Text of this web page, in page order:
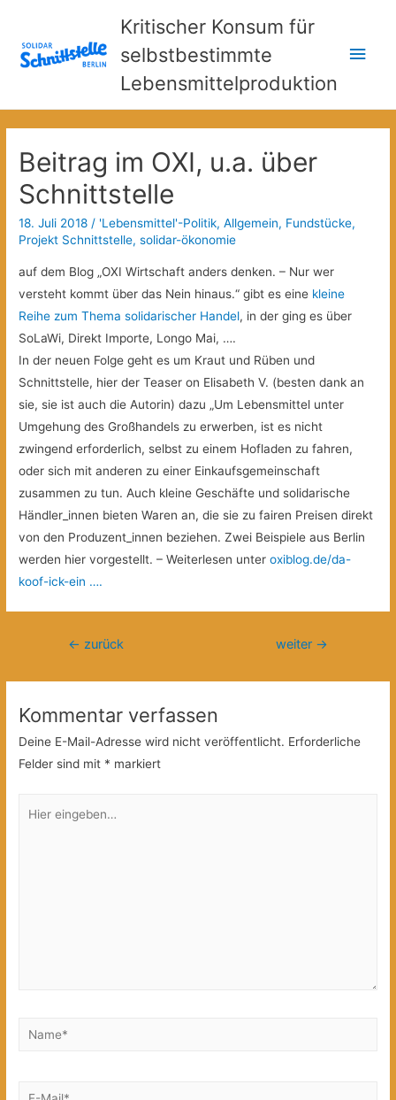
Kritischer Konsum für
selbstbestimmte
Lebensmittelproduktion
Beitrag im OXI, u.a. über
Schnittstelle
18. Juli 2018 / 'Lebensmittel'-Politik,Allgemein, Fundstücke,
Projekt Schnittstelle,solidar-ökonomie
auf dem Blog „OXI Wirtschaft anders denken. – Nur wer
versteht kommt über das Nein hinaus.“ gibt es eine kleine
Reihe zum Thema solidarischer Handel, in der ging es über
SoLaWi, Direkt Importe, Longo Mai, ….
In der neuen Folge geht es um Kraut und Rüben und
Schnittstelle, hier der Teaser on Elisabeth V. (besten dank an
sie, sie ist auch die Autorin) dazu „Um Lebensmittel unter
Umgehung des Großhandels zu erwerben, ist es nicht
zwingend erforderlich, selbst zu einem Hofladen zu fahren,
oder sich mit anderen zu einer Einkaufsgemeinschaft
zusammen zu tun. Auch kleine Geschäfte und solidarische
Händler_innen bieten Waren an, die sie zu fairen Preisen direkt
von den Produzent_innen beziehen. Zwei Beispiele aus Berlin
werden hier vorgestellt. – Weiterlesen unteroxiblog.de/da-
koof-ick-ein ….
Beitragsnavigation
← zurück weiter →
Kommentar verfassen
Deine E-Mail-Adresse wird nicht veröffentlicht. Erforderliche
Felder sind mit * markiert
eingeben…
Name*
E-